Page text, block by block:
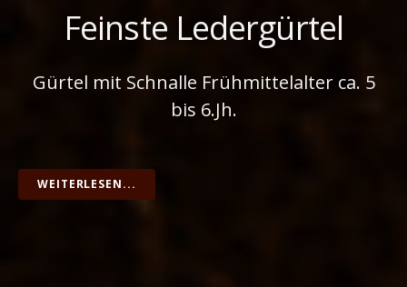
Feinste Ledergürtel
Gürtel mit Schnalle Frühmittelalter ca. 5
bis 6.Jh.
WEITERLESEN...